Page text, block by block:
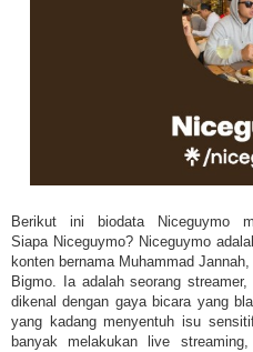
Berikut ini biodata Niceguymo
Siapa Niceguymo? Niceguymo
konten bernama Muhammad
Bigmo. Ia adalah seorang
dikenal dengan gaya bicara yang
yang kadang menyentuh isu
banyak melakukan live